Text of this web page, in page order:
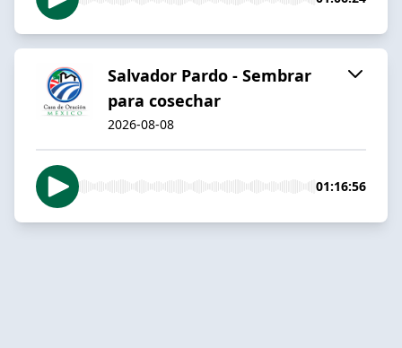
Salvador Pardo - Sembrar
para cosechar
2026-08-08
01:16:56